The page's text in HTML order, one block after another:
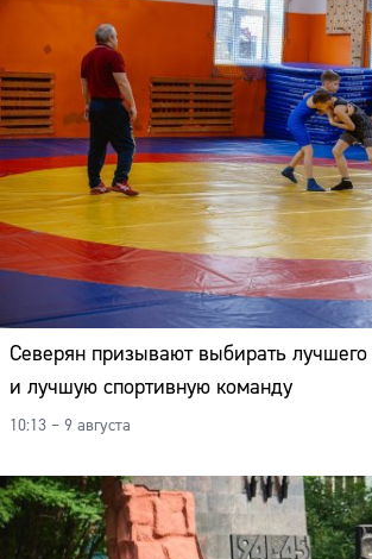
Северян призывают выбирать лучшего
и лучшую спортивную команду
10:13 – 9 августа